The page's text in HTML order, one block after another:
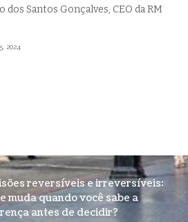
Santos Gonçalves, CEO da RM
2024
reversíveis e irreversíveis:
muda quando você sabe a
antes de decidir?